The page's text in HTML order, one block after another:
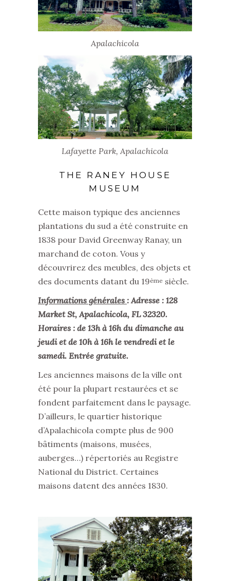
Apalachicola
Lafayette Park, Apalachicola
THE RANEY HOUSE
MUSEUM
Cette maison typique des anciennes
plantations du sud a été construite en
1838 pour David Greenway Ranay, un
marchand de coton. Vous y
découvrirez des meubles, des objets et
des documents datant du 19ème siècle.
Informations générales : Adresse : 128
Market St, Apalachicola, FL 32320.
Horaires : de 13h à 16h du dimanche au
jeudi et de 10h à 16h le vendredi et le
samedi. Entrée gratuite.
Les anciennes maisons de la ville ont
été pour la plupart restaurées et se
fondent parfaitement dans le paysage.
D’ailleurs, le quartier historique
d’Apalachicola compte plus de 900
bâtiments (maisons, musées,
auberges…) répertoriés au Registre
National du District. Certaines
maisons datent des années 1830.